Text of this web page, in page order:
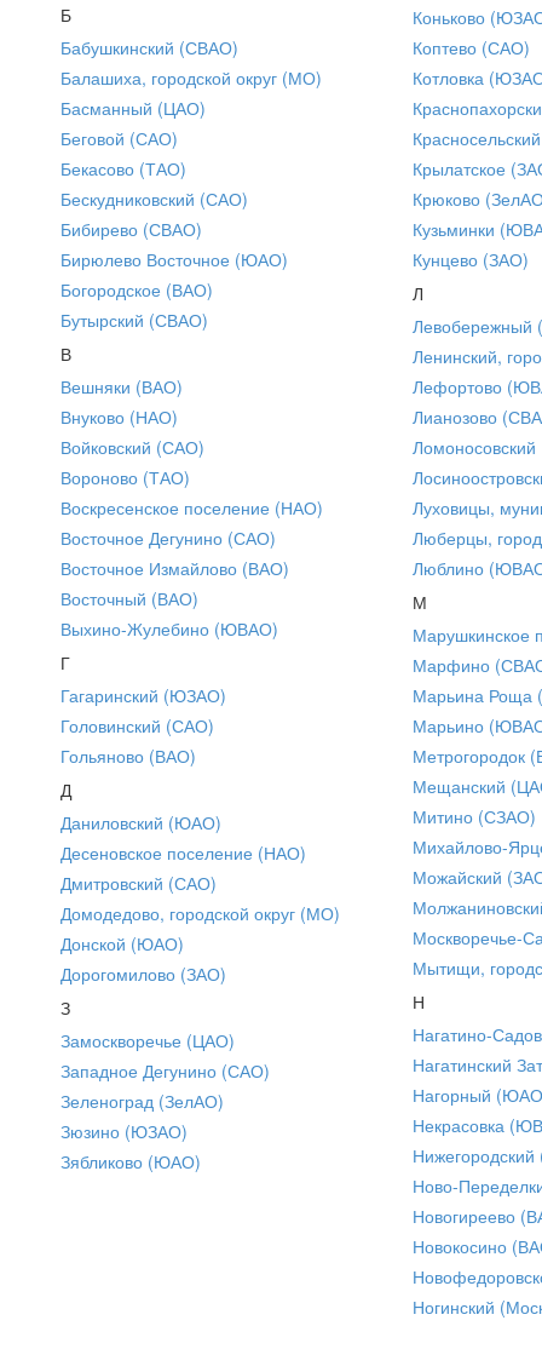
Б
Бабушкинский (СВАО)
Балашиха, городской округ (МО)
Басманный (ЦАО)
Беговой (САО)
Бекасово (ТАО)
Бескудниковский (САО)
Бибирево (СВАО)
Бирюлево Восточное (ЮАО)
Богородское (ВАО)
Бутырский (СВАО)
В
Вешняки (ВАО)
Внуково (НАО)
Войковский (САО)
Вороново (ТАО)
Воскресенское поселение (НАО)
Восточное Дегунино (САО)
Восточное Измайлово (ВАО)
Восточный (ВАО)
Выхино-Жулебино (ЮВАО)
Г
Гагаринский (ЮЗАО)
Головинский (САО)
Гольяново (ВАО)
Д
Даниловский (ЮАО)
Десеновское поселение (НАО)
Дмитровский (САО)
Домодедово, городской округ (МО)
Донской (ЮАО)
Дорогомилово (ЗАО)
З
Замоскворечье (ЦАО)
Западное Дегунино (САО)
Зеленоград (ЗелАО)
Зюзино (ЮЗАО)
Зябликово (ЮАО)
Коньково
Коптево (САО)
Котловка
Крылатское
Крюково
Кузьминки
Кунцево (ЗАО)
Л
Ленинский,
Лефортово
Лианозово
Луховицы,
Люберцы,
Люблино
М
Марушкинское
Марфино
Марьина Роща
Марьино
Метрогородок
Мещанский
Митино (СЗАО)
Михайлово-
Можайский
Москворечье-
Мытищи,
Н
Нагатино-
Нагатинский
Нагорный
Некрасовка
Ново-
Новогиреево
Новокосино
Ногинский